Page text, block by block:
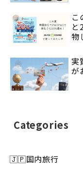
こ
と
物
実
が
Categories
🇯🇵国内旅行